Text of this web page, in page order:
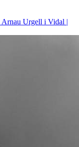
Arnau Urgell i Vidal |